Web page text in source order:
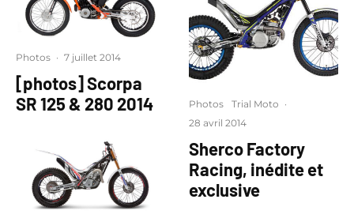
Photos · 7 juillet 2014
[photos] Scorpa
SR 125 & 280 2014
Photos Trial Moto ·
28 avril 2014
Sherco Factory
Racing, inédite et
exclusive